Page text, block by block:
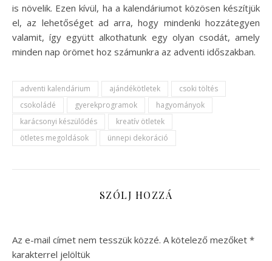
is növelik. Ezen kívül, ha a kalendáriumot közösen készítjük
el, az lehetőséget ad arra, hogy mindenki hozzátegyen
valamit, így együtt alkothatunk egy olyan csodát, amely
minden nap örömet hoz számunkra az adventi időszakban.
adventi kalendárium ajándékötletek
csoki töltés
csokoládé
gyerekprogramok
hagyományok
karácsonyi készülődés
kreatív ötletek
ötletes megoldások
ünnepi dekoráció
SZÓLJ HOZZÁ
Az e-mail címet nem tesszük közzé. A kötelező mezőket *
karakterrel jelöltük